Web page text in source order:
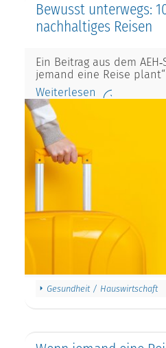
Bewusst unterwegs:
nachhaltiges Reisen
Ein Beitrag aus dem
jemand eine Reise plant“
Weiterlesen
Gesundheit / Hauswirtschaft